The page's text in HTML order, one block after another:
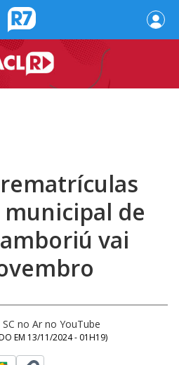
de
vai
no Ar no YouTube
EM 13/11/2024 - 01H19)